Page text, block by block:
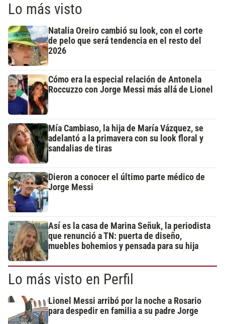
Lo más visto
Natalia Oreiro cambió su look, con el corte
de pelo que será tendencia en el resto del
2026
Cómo era la especial relación de Antonela
Roccuzzo con Jorge Messi más allá de Lionel
Mía Cambiaso, la hija de María Vázquez, se
adelantó a la primavera con su look floral y
sandalias de tiras
Dieron a conocer el último parte médico de
Jorge Messi
Así es la casa de Marina Señuk, la periodista
que renunció a TN: puerta de diseño,
muebles bohemios y pensada para su hija
Lo más visto en Perfil
Lionel Messi arribó por la noche a Rosario
para despedir en familia a su padre Jorge